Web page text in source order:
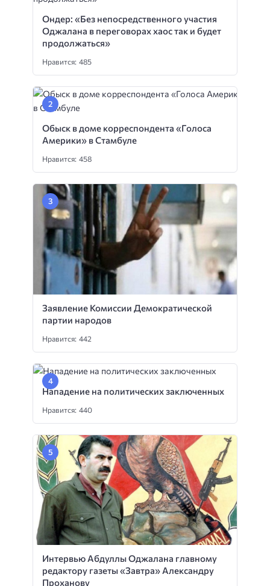
Ондер: «Без непосредственного участия
Оджалана в переговорах хаос так и будет
продолжаться»
Нравится: 485
Обыск в доме корреспондента «Голоса
Америки» в Стамбуле
Нравится: 458
Заявление Комиссии Демократической
партии народов
Нравится: 442
Нападение на политических заключенных
Нравится: 440
Интервью Абдуллы Оджалана главному
редактору газеты «Завтра» Александру
Проханову